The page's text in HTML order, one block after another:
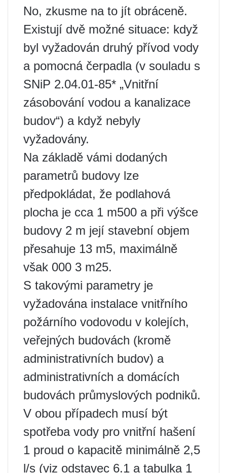
No, zkusme na to jít obráceně.
Existují dvě možné situace: když
byl vyžadován druhý přívod vody
a pomocná čerpadla (v souladu s
SNiP 2.04.01-85* „Vnitřní
zásobování vodou a kanalizace
budov“) a když nebyly
vyžadovány.
Na základě vámi dodaných
parametrů budovy lze
předpokládat, že podlahová
plocha je cca 1 m500 a při výšce
budovy 2 m její stavební objem
přesahuje 13 m5, maximálně
však 000 3 m25.
S takovými parametry je
vyžadována instalace vnitřního
požárního vodovodu v kolejích,
veřejných budovách (kromě
administrativních budov) a
administrativních a domácích
budovách průmyslových podniků.
V obou případech musí být
spotřeba vody pro vnitřní hašení
1 proud o kapacitě minimálně 2,5
l/s (viz odstavec 6.1 a tabulka 1